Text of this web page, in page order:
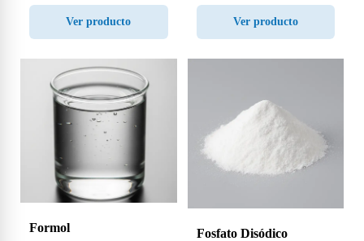
Ver producto Ver producto
Formol Fosfato Disódico